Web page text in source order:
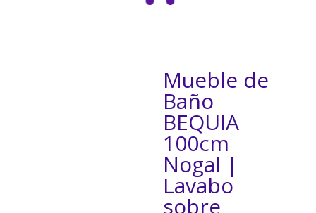
Mueble de
Baño
BEQUIA
100cm
Nogal |
Lavabo
sobre